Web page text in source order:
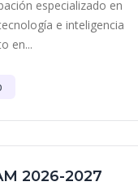
especializado en
e inteligencia
en...
2026-2027